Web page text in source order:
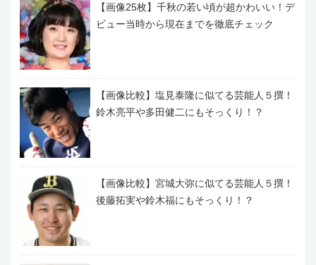
【画像25枚】千秋の若い頃が超かわいい！デ
ビュー当時から現在までを徹底チェック
【画像比較】塩見泰隆に似てる芸能人５撰！
鈴木亮平や多田健二にもそっくり！？
【画像比較】宮城大弥に似てる芸能人５撰！
後藤拓実や鈴木福にもそっくり！？